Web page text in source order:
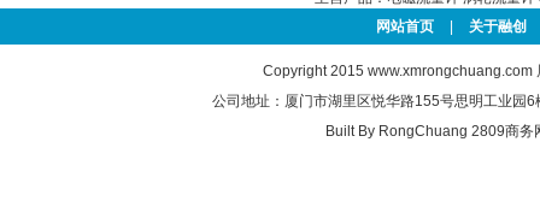
网站首页
关于融创
Copyright 2015 www.xmrongchuang.com
公司地址：厦门市湖里区悦华路155号思明工业园
Built By RongChuang 2809商务